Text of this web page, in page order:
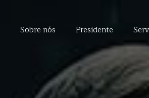
Sobre nós Presidente